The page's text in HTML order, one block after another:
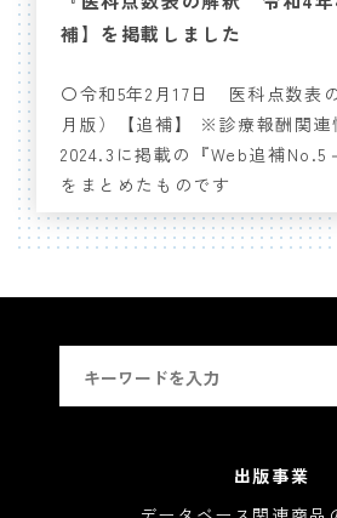
補】を掲載しました
〇令和5年2月17日 医科点数表
月版）【追補】
※ 診療報酬関連
2024.3に掲載の『Web追補No.5
をまとめたものです
出版事業